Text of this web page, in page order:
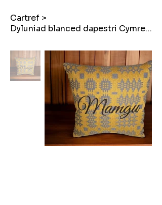
Cartref >
Dyluniad blanced dapestri Cymreig Mamgu clustogau wedi'u brodio